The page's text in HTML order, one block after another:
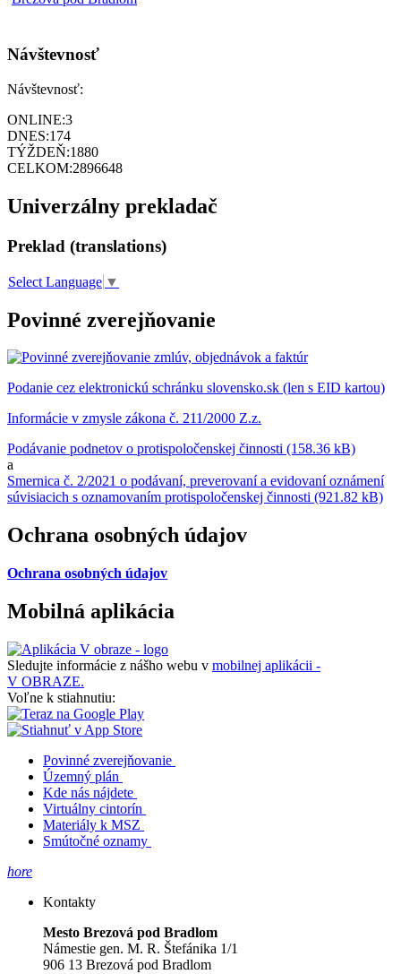
Návštevnosť
Návštevnosť:
ONLINE:3
DNES:174
TÝŽDEŇ:1880
CELKOM:2896648
Univerzálny prekladač
Preklad (translations)
Select Language ▼
Povinné zverejňovanie
Podanie cez elektronickú schránku slovensko.sk (len s EID kartou)
Informácie v zmysle zákona č. 211/2000 Z.z.
Podávanie podnetov o protispoločenskej činnosti (158.36 kB)
a
Smernica č. 2/2021 o podávaní, preverovaní a evidovaní oznámení
súvisiacich s oznamovaním protispoločenskej činnosti (921.82 kB)
Ochrana osobných údajov
Ochrana osobných údajov
Mobilná aplikácia
Sledujte informácie z nášho webu v mobilnej aplikácii -
V OBRAZE.
Voľne k stiahnutiu:
Povinné zverejňovanie
Územný plán
Kde nás nájdete
Virtuálny cintorín
Materiály k MSZ
Smútočné oznamy
hore
Kontakty
Mesto Brezová pod Bradlom
Námestie gen. M. R. Štefánika 1/1
906 13 Brezová pod Bradlom